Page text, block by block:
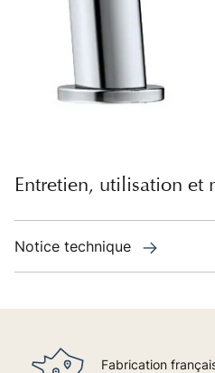
Entretien, utilisation et
Notice technique
Fabrication